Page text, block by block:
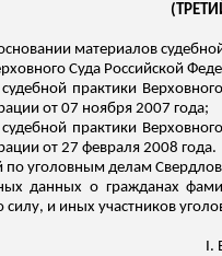
материалов
Суда Российской
практики
от 07 ноября 2007 года;
практики
от 27 февраля 2008 года.
уголовным делам
данных о гражданах
силу, и иных участников
I.